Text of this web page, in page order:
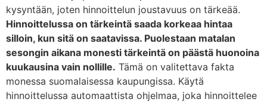
kysyntään, joten hinnoittelun joustavuus on tärkeää.
Hinnoittelussa on tärkeintä saada korkeaa hintaa
silloin, kun sitä on saatavissa. Puolestaan matalan
sesongin aikana monesti tärkeintä on päästä huonoina
kuukausina vain nollille. Tämä on valitettava fakta
monessa suomalaisessa kaupungissa. Käytä
hinnoittelussa automaattista ohjelmaa, joka hinnoittelee